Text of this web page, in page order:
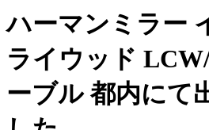
ハーマンミラー
ライウッド
ーブル 都内にて